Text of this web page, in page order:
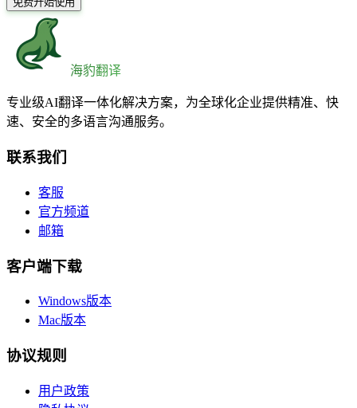
海豹翻译
专业级AI翻译一体化解决方案，为全球化企业提供精准、快
速、安全的多语言沟通服务。
联系我们
客服
官方频道
邮箱
客户端下载
Windows版本
Mac版本
协议规则
用户政策